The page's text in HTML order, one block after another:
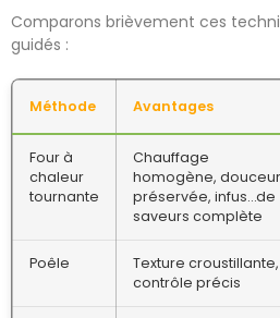
Comparons brièvement ces
guidés :
Méthode Avantages
Four à
chaleur
tournante
Chauffage
homogène, douceur
préservée, infus…de
saveurs complète
Poêle
Texture croustillante,
contrôle précis